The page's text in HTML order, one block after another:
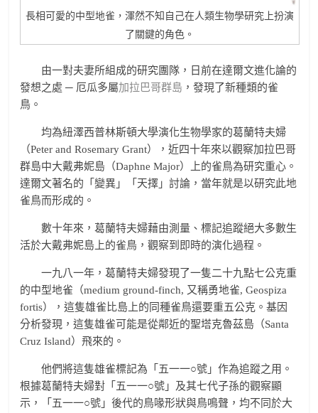
長相可愛的中型地雀，渾然不知自己在人類生物學研究上扮演
了關鍵的角色。
由一對夫妻所組成的研究團隊，日前在達爾文進化論的
發想之處 ─ 厄瓜多屬加拉巴哥群島 ，發現了新種類的雀
鳥。
均為紐澤西普林斯頓大學演化生物學家的葛蘭特夫婦
（Peter and Rosemary Grant），近四十年來以觀察加拉巴哥
群島中大戴弗妮島（Daphne Major）上的雀鳥為研究重心。
達爾文著名的「變異」「天擇」討論，當年就是以研究此地
雀鳥而形成的。
數十年來，葛蘭特夫婦藉由測量、標記追蹤絕大多數生
活於大戴弗妮島上的雀鳥，觀察到即時的演化過程。
一九八一年，葛蘭特夫婦發現了一隻二十九點七公克重
的中型地雀（medium ground-finch, 又稱勇地雀, Geospiza
fortis），這隻雄雀比島上的同種雀鳥還要重五公克。基因
分析發現，這隻雄雀可能是從鄰近的聖塔克魯茲島（Santa
Cruz Island）飛來的。
他們將這隻雄雀標記為「五一一○號」作為追蹤之用。
根據葛蘭特夫婦對「五一一○號」及其七代子孫的觀察顯
示，「五一一○號」後代的鳥喙形狀與鳥鳴聲，均不同於大